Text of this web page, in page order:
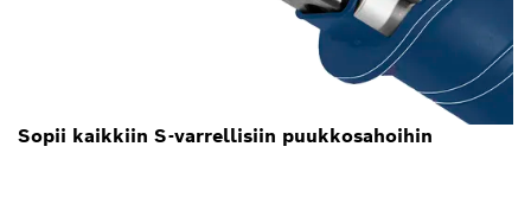
Sopii kaikkiin S-varrellisiin puukkosahoihin